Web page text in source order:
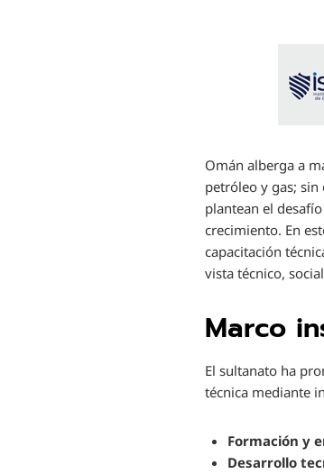
Omán alberga a
petróleo y gas;
plantean el
crecimiento. En
capacitación
vista técnico,
Marco
El sultanato ha
técnica mediante
Formación y
Desarrollo